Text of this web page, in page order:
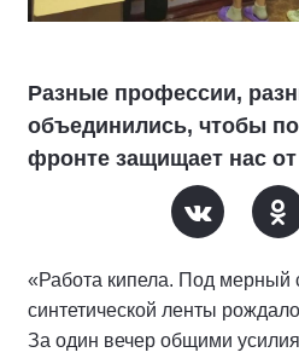
Разные профессии,
объединились, чтобы
фронте защищает нас от
«Работа кипела. Под мерный
синтетической ленты
За один вечер общими